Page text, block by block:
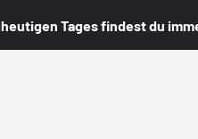
Tages findest du